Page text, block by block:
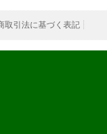
取引法に基づく表記